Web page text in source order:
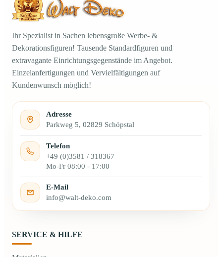
Ihr Spezialist in Sachen lebensgroße Werbe- &
Dekorationsfiguren! Tausende Standardfiguren und
extravagante Einrichtungsgegenstände im Angebot.
Einzelanfertigungen und Vervielfältigungen auf
Kundenwunsch möglich!
Adresse
Parkweg 5, 02829 Schöpstal
Telefon
+49 (0)3581 / 318367
Mo-Fr 08:00 - 17:00
E-Mail
info@walt-deko.com
SERVICE & HILFE